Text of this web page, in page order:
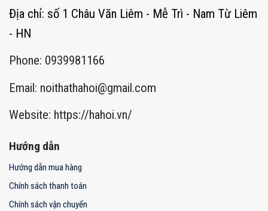
Địa chỉ: số 1 Châu Văn Liêm - Mễ Trì - Nam Từ Liêm
- HN
Phone: 0939981166
Email: noithathahoi@gmail.com
Website: https://hahoi.vn/
Hướng dẫn
Hướng dẫn mua hàng
Chính sách thanh toán
Chính sách vận chuyển